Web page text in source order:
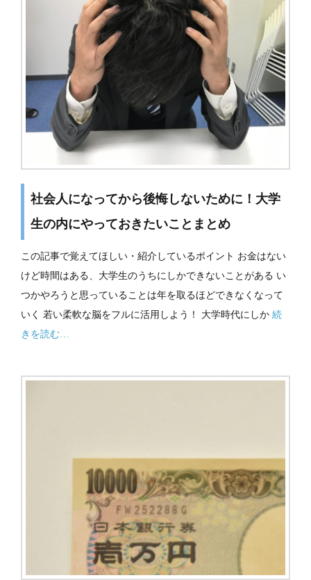
ン
社会人になってから後悔しないために！大学
生の内にやっておきたいことまとめ
この記事で覚えてほしい・紹介しているポイント お金はない
けど時間はある、大学生のうちにしかできないことがある い
つかやろうと思っていることは年を取るほどできなくなって
いく 若い柔軟な脳をフルに活用しよう！ 大学時代にしか 続
きを読む…